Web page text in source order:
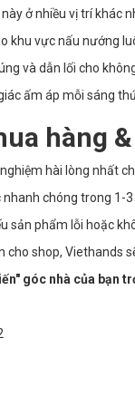
ở nhiều vị trí khác
khu vực nấu nướng
và dẫn lối cho
ấm áp mỗi sáng
hàng
hài lòng nhất
chóng trong 1-3
sản phẩm lỗi hoặc
cho shop, Viethands
góc nhà của bạn